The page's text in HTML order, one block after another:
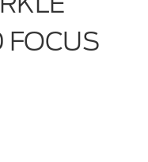
FOCUS